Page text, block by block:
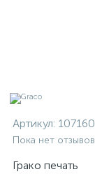
Артикул: 107160
Пока нет отзывов
Грако печать